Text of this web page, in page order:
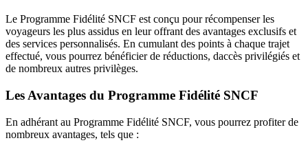
Le Programme Fidélité SNCF est conçu pour récompenser les
voyageurs les plus assidus en leur offrant des avantages exclusifs et
des services personnalisés. En cumulant des points à chaque trajet
effectué, vous pourrez bénéficier de réductions, daccès privilégiés et
de nombreux autres privilèges.
Les Avantages du Programme Fidélité SNCF
En adhérant au Programme Fidélité SNCF, vous pourrez profiter de
nombreux avantages, tels que :